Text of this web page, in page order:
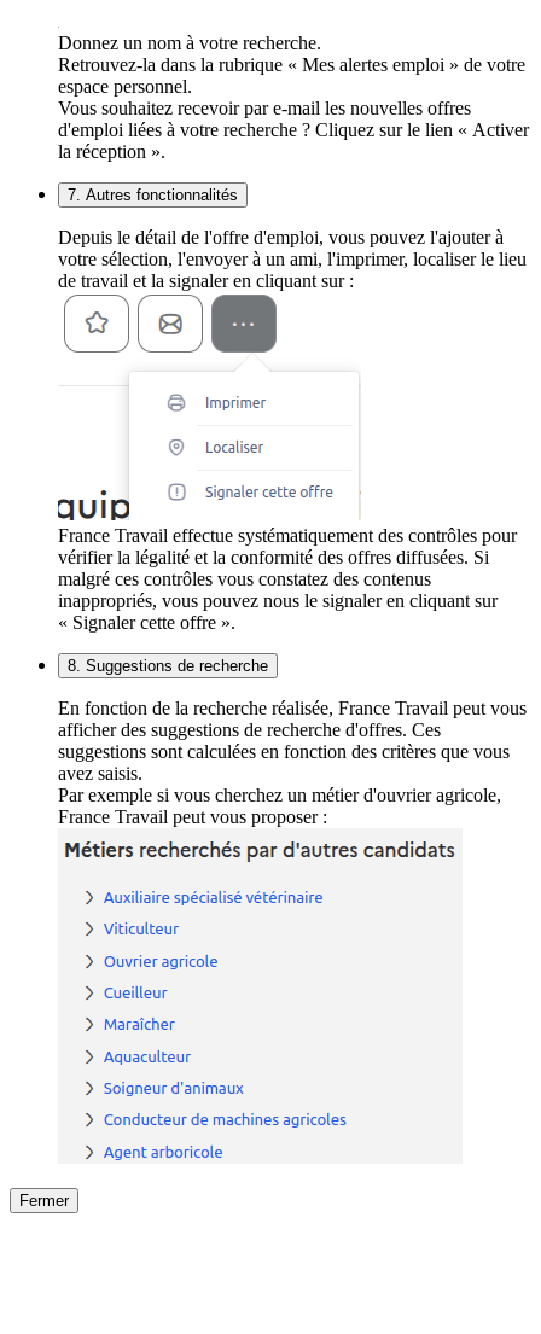
Donnez un nom à votre recherche.
Retrouvez-la dans la rubrique « Mes alertes emploi » de votre
espace personnel.
Vous souhaitez recevoir par e-mail les nouvelles offres
d'emploi liées à votre recherche ? Cliquez sur le lien « Activer
la réception ».
7. Autres fonctionnalités
Depuis le détail de l'offre d'emploi, vous pouvez l'ajouter à
votre sélection, l'envoyer à un ami, l'imprimer, localiser le lieu
de travail et la signaler en cliquant sur :
France Travail effectue systématiquement des contrôles pour
vérifier la légalité et la conformité des offres diffusées. Si
malgré ces contrôles vous constatez des contenus
inappropriés, vous pouvez nous le signaler en cliquant sur
« Signaler cette offre ».
8. Suggestions de recherche
En fonction de la recherche réalisée, France Travail peut vous
afficher des suggestions de recherche d'offres. Ces
suggestions sont calculées en fonction des critères que vous
avez saisis.
Par exemple si vous cherchez un métier d'ouvrier agricole,
France Travail peut vous proposer :
Fermer